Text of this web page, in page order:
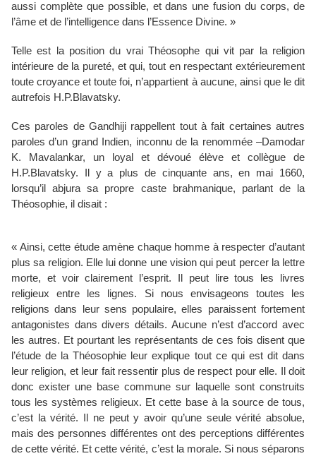
aussi complète que possible, et dans une fusion du corps, de
l’âme et de l’intelligence dans l’Essence Divine. »
Telle est la position du vrai Théosophe qui vit par la religion
intérieure de la pureté, et qui, tout en respectant extérieurement
toute croyance et toute foi, n’appartient à aucune, ainsi que le dit
autrefois H.P.Blavatsky.
Ces paroles de Gandhiji rappellent tout à fait certaines autres
paroles d’un grand Indien, inconnu de la renommée –Damodar
K. Mavalankar, un loyal et dévoué élève et collègue de
H.P.Blavatsky. Il y a plus de cinquante ans, en mai 1660,
lorsqu’il abjura sa propre caste brahmanique, parlant de la
Théosophie, il disait :
« Ainsi, cette étude amène chaque homme à respecter d’autant
plus sa religion. Elle lui donne une vision qui peut percer la lettre
morte, et voir clairement l’esprit. Il peut lire tous les livres
religieux entre les lignes. Si nous envisageons toutes les
religions dans leur sens populaire, elles paraissent fortement
antagonistes dans divers détails. Aucune n’est d’accord avec
les autres. Et pourtant les représentants de ces fois disent que
l’étude de la Théosophie leur explique tout ce qui est dit dans
leur religion, et leur fait ressentir plus de respect pour elle. Il doit
donc exister une base commune sur laquelle sont construits
tous les systèmes religieux. Et cette base à la source de tous,
c’est la vérité. Il ne peut y avoir qu’une seule vérité absolue,
mais des personnes différentes ont des perceptions différentes
de cette vérité. Et cette vérité, c’est la morale. Si nous séparons